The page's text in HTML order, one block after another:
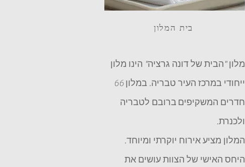
בית המלון
מלון "הבית של דונה גרציה" הינו מלון
ייחודי במרכז העיר טבריה. במלון 66
חדרים המשקיפים ברובם לטבריה
ולכנרת.
המלון מציע אירוח יוקרתי ומיוחד.
היחס האישי של הצוות עושים את